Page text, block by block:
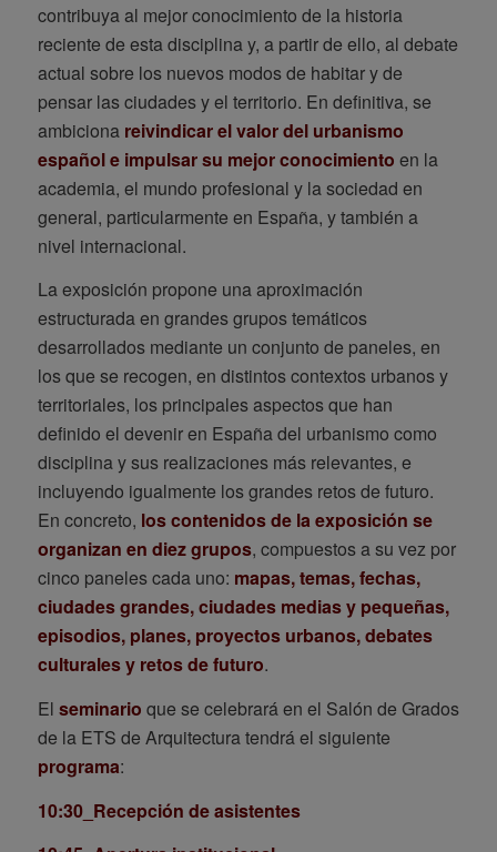
contribuya al mejor conocimiento de la historia
reciente de esta disciplina y, a partir de ello, al debate
actual sobre los nuevos modos de habitar y de
pensar las ciudades y el territorio. En definitiva, se
ambicionareivindicar el valor del urbanismo
español e impulsar su mejor conocimiento en la
academia, el mundo profesional y la sociedad en
general, particularmente en España, y también a
nivel internacional.
La exposición propone una aproximación
estructurada en grandes grupos temáticos
desarrollados mediante un conjunto de paneles, en
los que se recogen, en distintos contextos urbanos y
territoriales, los principales aspectos que han
definido el devenir en España del urbanismo como
disciplina y sus realizaciones más relevantes, e
incluyendo igualmente los grandes retos de futuro.
En concreto, los contenidos de la exposición se
organizan en diez grupos, compuestos a su vez por
cinco paneles cada uno: mapas, temas, fechas,
ciudades grandes, ciudades medias y pequeñas,
episodios, planes, proyectos urbanos, debates
culturales y retos de futuro.
El seminario que se celebrará en el Salón de Grados
de la ETS de Arquitectura tendrá el siguiente
programa:
10:30_Recepción de asistentes